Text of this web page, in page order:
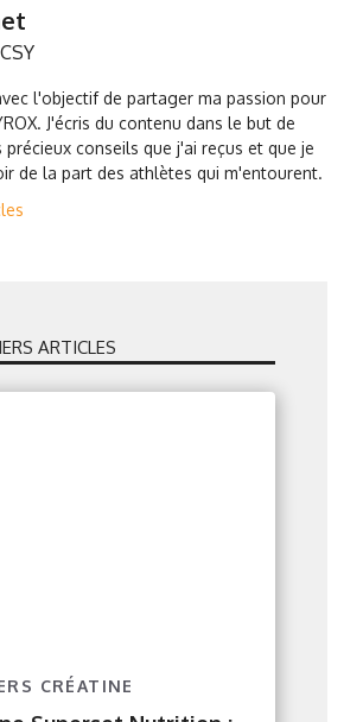
l'objectif de partager ma passion pour
J'écris du contenu dans le but de
conseils que j'ai reçus et que je
de la part des athlètes qui m'entourent.
ARTICLES
CRÉATINE